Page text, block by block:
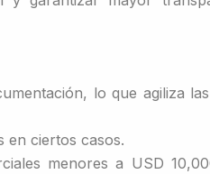
lo que agiliza
en ciertos casos.
menores a USD